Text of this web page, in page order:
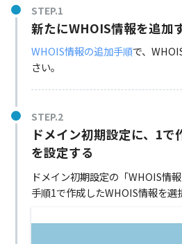
STEP.1
新たにWHOIS情報を追加
WHOIS情報の追加手順で、
さい。
STEP.2
ドメイン初期設定に、1
を設定する
ドメイン初期設定の「WHOIS情
手順1で作成したWHOIS情報を選